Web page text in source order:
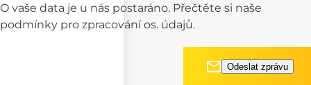
O vaše data je u nás postaráno. Přečtěte si naše
podmínky pro zpracování os. údajů.